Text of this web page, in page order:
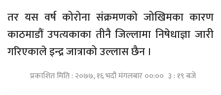
तर यस वर्ष कोरोना संक्रमणको जोखिमका कारण
काठमाडौं उपत्यकाका तीनै जिल्लामा निषेधाज्ञा जारी
गरिएकाले इन्द्र जात्राको उल्लास छैन ।
प्रकाशित मिति : २०७७, १६ भदौ मंगलबार ००:०० ३ : १९ बजे